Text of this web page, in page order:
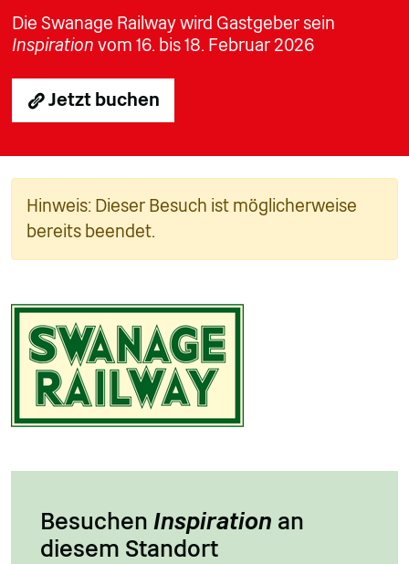
Die Swanage Railway wird Gastgeber sein
Inspiration vom 16. bis 18. Februar 2026
Jetzt buchen
Hinweis: Dieser Besuch ist möglicherweise
bereits beendet.
Besuchen Inspiration an
diesem Standort